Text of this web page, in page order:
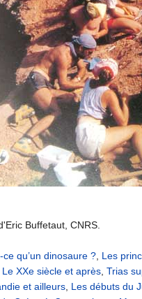
Buffetaut, CNRS.
ce qu’un dinosaure ?, Les
Le XXe siècle et après, Trias
et ailleurs, Les débuts du